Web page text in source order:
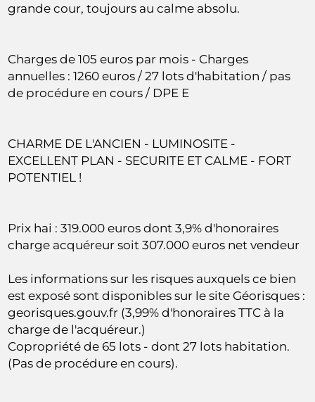
grande cour, toujours au calme absolu.
Charges de 105 euros par mois - Charges
annuelles : 1260 euros / 27 lots d'habitation / pas
de procédure en cours / DPE E
CHARME DE L'ANCIEN - LUMINOSITE -
EXCELLENT PLAN - SECURITE ET CALME - FORT
POTENTIEL !
Prix hai : 319.000 euros dont 3,9% d'honoraires
charge acquéreur soit 307.000 euros net vendeur
Les informations sur les risques auxquels ce bien
est exposé sont disponibles sur le site Géorisques :
georisques.gouv.fr (3,99% d'honoraires TTC à la
charge de l'acquéreur.)
Copropriété de 65 lots - dont 27 lots habitation.
(Pas de procédure en cours).